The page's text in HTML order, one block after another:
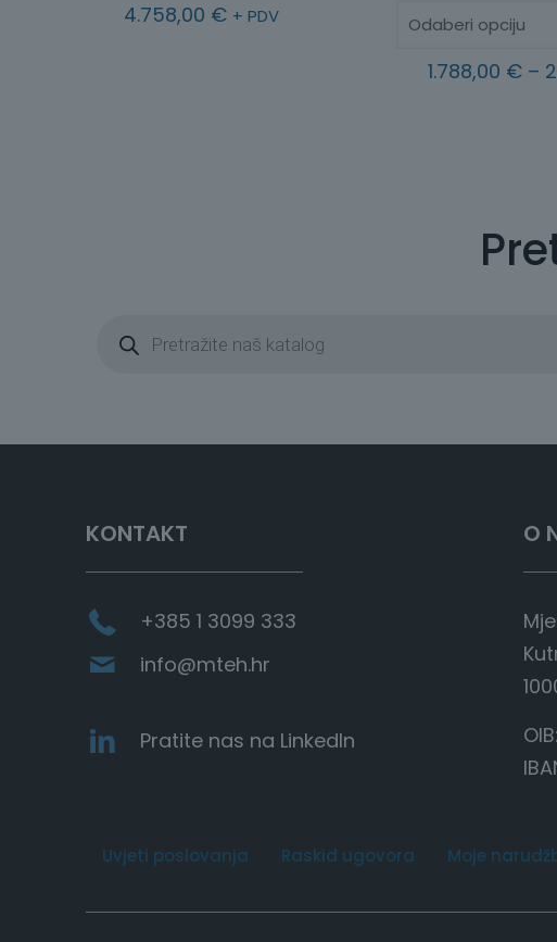
4.758,00 € + PDV
1.788,00 € –
h
KONTAKT
+385 1 3099 333
info@mteh.hr
Pratite nas na LinkedIn
O
Uvjeti poslovanja Raskid ugovora Moje